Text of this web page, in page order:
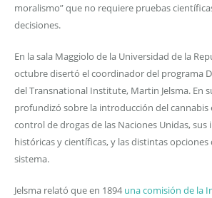
moralismo” que no requiere pruebas
decisiones.
En la sala Maggiolo de la Universidad de la
octubre disertó el coordinador del programa
del Transnational Institute, Martin Jelsma. En
profundizó sobre la introducción del cannabis
control de drogas de las Naciones Unidas, sus
históricas y científicas, y las distintas
sistema.
Jelsma relató que en 1894una comisión de la